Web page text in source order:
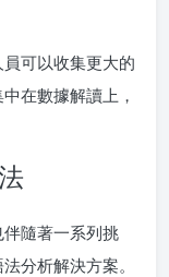
可以收集更大的
在數據解讀上，
隨著一系列挑
分析解決方案。